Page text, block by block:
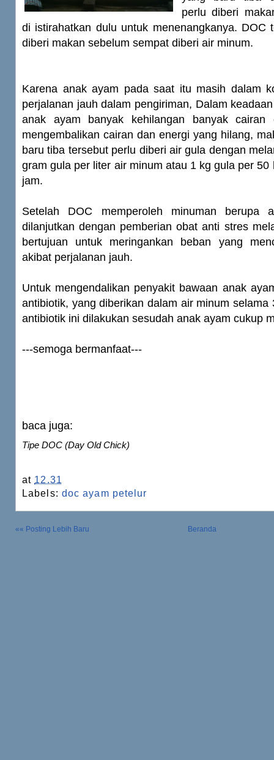
perlu diberi
di istirahatkan dulu untuk menenangkanya. DOC
diberi makan sebelum sempat diberi air minum.
Karena anak ayam pada saat itu masih dalam
perjalanan jauh dalam pengiriman, Dalam
anak ayam banyak kehilangan banyak cairan
mengembalikan cairan dan energi yang hilang,
baru tiba tersebut perlu diberi air gula dengan
gram gula per liter air minum atau 1 kg gula per 50
jam.
Setelah DOC memperoleh minuman berupa
dilanjutkan dengan pemberian obat anti stres
bertujuan untuk meringankan beban yang
akibat perjalanan jauh.
Untuk mengendalikan penyakit bawaan anak
antibiotik, yang diberikan dalam air minum selama
antibiotik ini dilakukan sesudah anak ayam cukup
---semoga bermanfaat---
baca juga:
Tipe DOC (day Old Chick)
at 12.31
Labels: doc ayam petelur
«« Posting Lebih Baru Beranda